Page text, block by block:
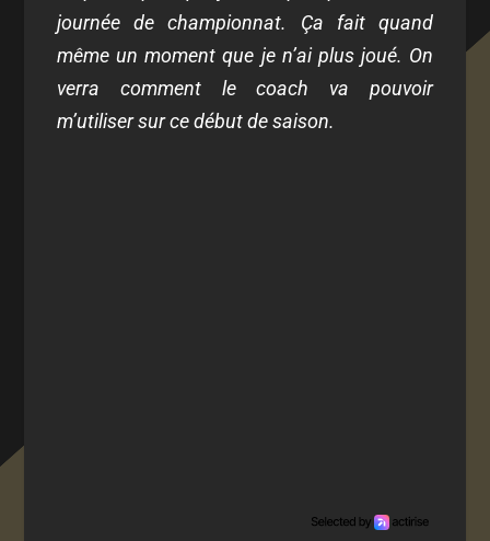
journée de championnat. Ça fait quand
même un moment que je n’ai plus joué. On
verra comment le coach va pouvoir
m’utiliser sur ce début de saison.